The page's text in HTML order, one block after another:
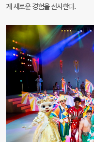
게 새로운 경험을 선사한다.